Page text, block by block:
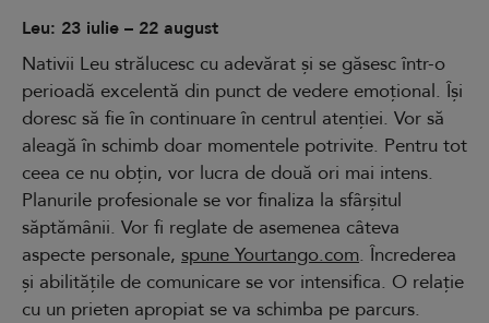
Leu: 23 iulie – 22 august
Nativii Leu strălucesc cu adevărat și se găsesc într-o
perioadă excelentă din punct de vedere emoțional. Își
doresc să fie în continuare în centrul atenției. Vor să
aleagă în schimb doar momentele potrivite. Pentru tot
ceea ce nu obțin, vor lucra de două ori mai intens.
Planurile profesionale se vor finaliza la sfârșitul
săptămânii. Vor fi reglate de asemenea câteva
aspecte personale, spune Yourtango.com. Încrederea
și abilitățile de comunicare se vor intensifica. O relație
cu un prieten apropiat se va schimba pe parcurs.